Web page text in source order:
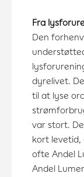
Fra
Den
dyrelivet.
til at lyse
var stort.
kort levetid,
ofte Andel
Andel